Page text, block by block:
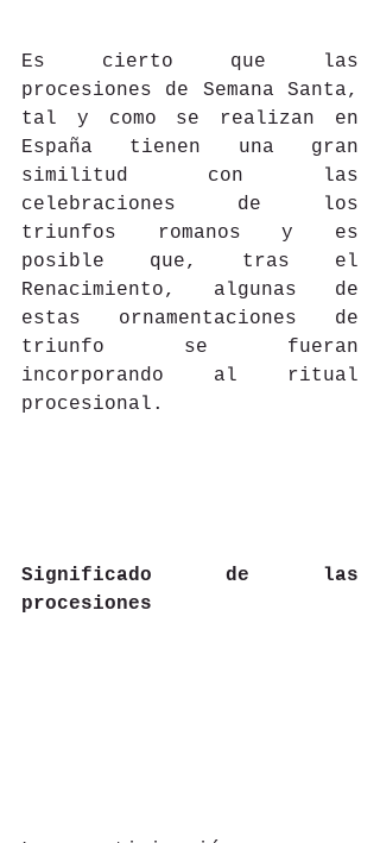
Es cierto que las
procesiones de Semana Santa,
tal y como se realizan en
España tienen una gran
similitud con las
celebraciones de los
triunfos romanos y es
posible que, tras el
Renacimiento, algunas de
estas ornamentaciones de
triunfo se fueran
incorporando al ritual
procesional.
Significado de las
procesiones